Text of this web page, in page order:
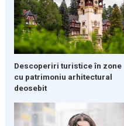
Descoperiri turistice în zone
cu patrimoniu arhitectural
deosebit